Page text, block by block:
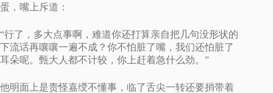
蛋，嘴上斥道：
“行了，多大点事啊，难道你还打算亲自把几句没形状的
下流话再嚷嚷一遍不成？你不怕脏了嘴，我们还怕脏了
耳朵呢。甄大人都不计较，你上赶着急什么劲。”
他明面上是责怪嘉绶不懂事，临了舌尖一转还要捎带着